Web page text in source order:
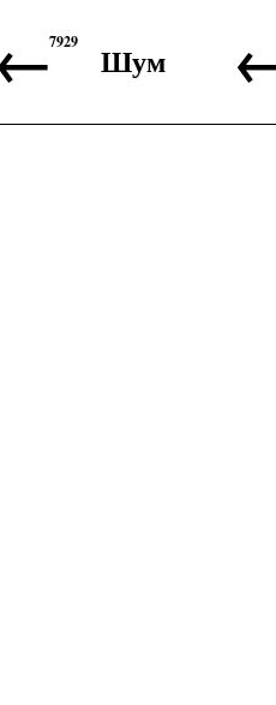
Шум
7929